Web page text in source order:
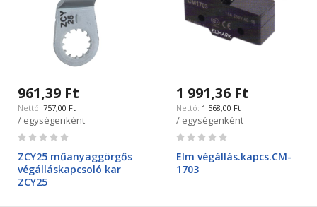
961,39 Ft
757,00 Ft
/ egységenként
Rating:
ZCY25 műanyaggörgős
végálláskapcsoló kar
ZCY25
1 991,36 Ft
1 568,00 Ft
/ egységenként
Rating:
Elm végállás.kapcs.CM-
1703